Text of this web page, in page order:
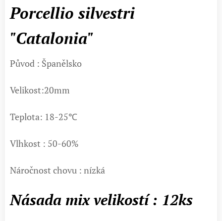
Porcellio silvestri
"Catalonia"
Původ : Španělsko
Velikost:20mm
Teplota: 18-25℃
Vlhkost : 50-60%
Náročnost chovu : nízká
Násada mix velikostí : 12ks